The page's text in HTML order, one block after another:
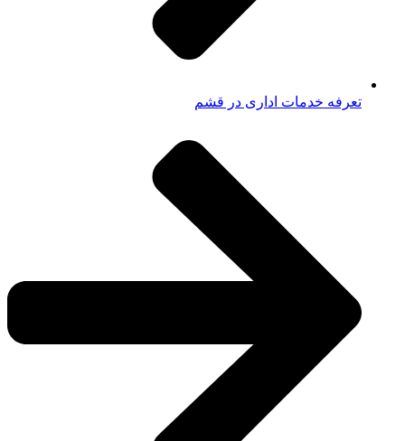
تعرفه خدمات اداری در قشم